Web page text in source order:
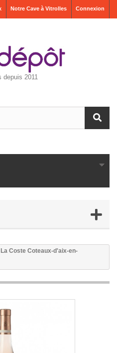
Connexion
Notre Cave à Vitrolles
2011
Coste Coteaux-d'aix-en-